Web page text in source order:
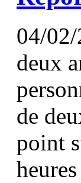
04/
deux
de
point